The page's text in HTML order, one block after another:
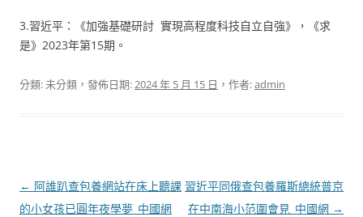
3.習近平：《加強基礎研討 實現高程度科技自立自強》，《求
是》2023年第15期。
分類: 未分類，發佈日期:2024 年 5 月 15 日 ，作者:admin
文
章
← 阿誰趴查包養網站在床上聽課
的小女孩已圓年夜學夢_中國網
習近平同俄查包養羅斯總統普京
在中南海小范圍會見_中國網 →